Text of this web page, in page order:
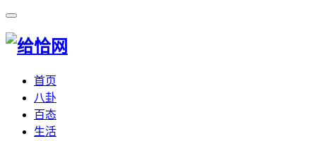
首页
八卦
百态
生活